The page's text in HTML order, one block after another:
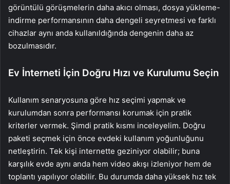
görüntülü görüşmelerin daha akıcı olması, dosya yükleme-
indirme performansının daha dengeli seyretmesi ve farklı
cihazlar aynı anda kullanıldığında dengenin daha az
bozulmasıdır.
Ev İnterneti İçin Doğru Hızı ve Kurulumu Seçin
Kullanım senaryosuna göre hız seçimi yapmak ve
kurulumdan sonra performansı korumak için pratik
kriterler vermek. Şimdi pratik kısmı inceleyelim. Doğru
paketi seçmek için önce evdeki kullanım yoğunluğunu
netleştirin. Tek kişi internette geziniyor olabilir; buna
karşılık evde aynı anda hem video akışı izleniyor hem de
toplantı yapılıyor olabilir. Bu durumda daha yüksek hız tek